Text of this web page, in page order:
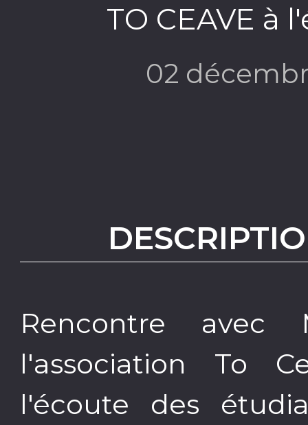
TO CEAVE à
02
Rencontre avec
l'association To
l'écoute des